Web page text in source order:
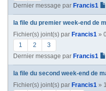
Dernier message par Francis1
la file du premier week-end de
Fichier(s) joint(s) par Francis1 »
1
2
3
Dernier message par Francis1
la file du second week-end de
Fichier(s) joint(s) par Francis1 »